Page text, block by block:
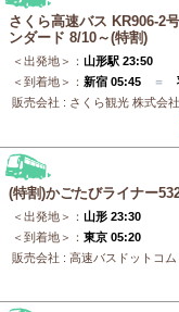
さくら高速バス KR906-
ンダード 8/10～(特割)
＜出発地＞： 山形駅 23:50
＜到着地＞： 新宿 05:45 ＝
販売会社 : さくら観光 株式会
(特割)かごたびライナー
＜出発地＞： 山形 23:30
＜到着地＞： 東京 05:20
販売会社 : 高速バスドットコ